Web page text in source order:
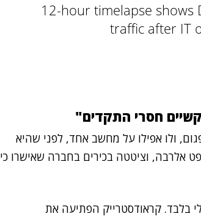
12-hour timelapse shows
traffic after IT
חסרי התקדים"
ולו אפילו על מחשב אחד, לפני שהיא
אלרבה, וציטטה בכירים בחברה שאישרו כי
בלבד. קראודסטרייק הפתיעה את